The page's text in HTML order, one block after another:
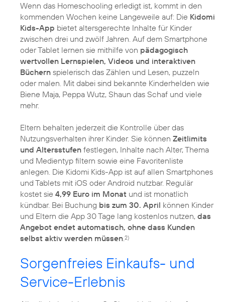
Wenn das Homeschooling erledigt ist, kommt in den
kommenden Wochen keine Langeweile auf: Die Kidomi
Kids-App bietet altersgerechte Inhalte für Kinder
zwischen drei und zwölf Jahren. Auf dem Smartphone
oder Tablet lernen sie mithilfe von pädagogisch
wertvollen Lernspielen, Videos und interaktiven
Büchern spielerisch das Zählen und Lesen, puzzeln
oder malen. Mit dabei sind bekannte Kinderhelden wie
Biene Maja, Peppa Wutz, Shaun das Schaf und viele
mehr.
Eltern behalten jederzeit die Kontrolle über das
Nutzungsverhalten ihrer Kinder. Sie können Zeitlimits
und Altersstufen festlegen, Inhalte nach Alter, Thema
und Medientyp filtern sowie eine Favoritenliste
anlegen. Die Kidomi Kids-App ist auf allen Smartphones
und Tablets mit iOS oder Android nutzbar. Regulär
kostet sie 4,99 Euro im Monat und ist monatlich
kündbar. Bei Buchung bis zum 30. April können Kinder
und Eltern die App 30 Tage lang kostenlos nutzen, das
Angebot endet automatisch, ohne dass Kunden
selbst aktiv werden müssen.2)
Sorgenfreies Einkaufs- und
Service-Erlebnis